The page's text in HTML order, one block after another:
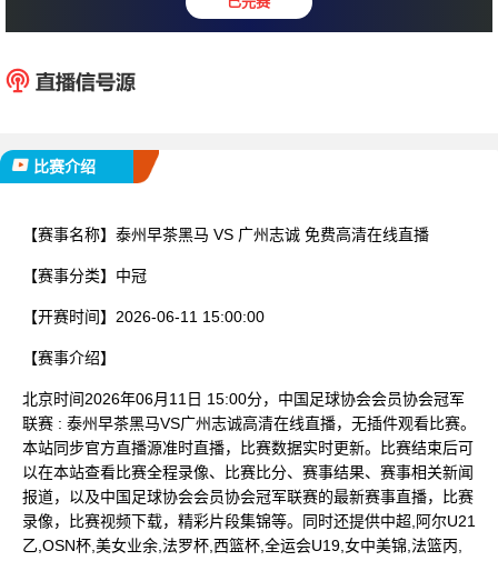
泰州早茶黑马 0 : 0 广州
比赛介绍
【赛事名称】 泰州早茶黑马 VS 广州志诚 免费高清在线直播
【赛事分类】 中冠
【开赛时间】 2026-06-11 15:00:00
【赛事介绍】
北京时间2026年06月11日 15:00分，中国足球协会会员协会冠军
联赛 : 泰州早茶黑马VS广州志诚高清在线直播，无插件观看比赛。
本站同步官方直播源准时直播，比赛数据实时更新。比赛结束后可
以在本站查看比赛全程录像、比赛比分、赛事结果、赛事相关新闻
报道，以及中国足球协会会员协会冠军联赛的最新赛事直播，比赛
录像，比赛视频下载，精彩片段集锦等。同时还提供中超,阿尔U21
乙,OSN杯,美女业余,法罗杯,西篮杯,全运会U19,女中美锦,法篮丙,